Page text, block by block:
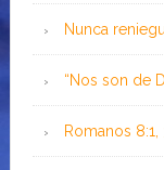
Nunca
“Nos son de
Romanos 8:1,